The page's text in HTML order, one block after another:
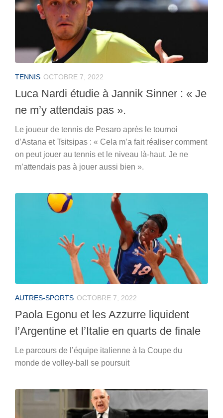
TENNIS OCTOBRE 7, 2022
Luca Nardi étudie à Jannik Sinner : « Je
ne m’y attendais pas ».
Le joueur de tennis de Pesaro après le tournoi
d’Astana et Tsitsipas : « Cela m’a fait réaliser comment
on peut jouer au tennis et le niveau là-haut. Je ne
m’attendais pas à jouer aussi bien ».
AUTRES-SPORTS OCTOBRE 7, 2022
Paola Egonu et les Azzurre liquident
l’Argentine et l’Italie en quarts de finale
Le parcours de l’équipe italienne à la Coupe du
monde de volley-ball se poursuit